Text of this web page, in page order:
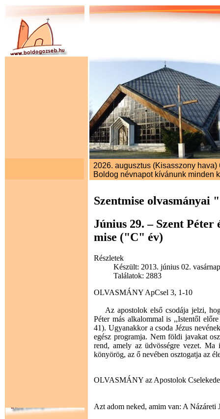
2026. augusztus (Kisasszony hava)
Boldog névnapot kívánunk minden
Szentmise olvasmányai
Június 29. – Szent
mise ("C" év)
Részletek
Készült: 2013. június 02.
Találatok: 2883
OLVASMÁNY ApCsel 3, 1-10
Az apostolok első csodája jelzi,
Péter más alkalommal is ,,Istentől
41). Ugyanakkor a csoda Jézus
egész programja. Nem földi javakat
rend, amely az üdvösségre vezet.
könyörög, az ő nevében osztogatja az
OLVASMÁNY az Apostolok
Azt adom neked, amim van: A Názáreti